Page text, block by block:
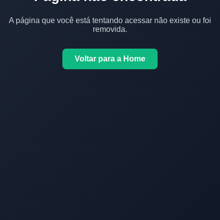
A página que você está tentando acessar não existe ou foi
removida.
Voltar para a Home